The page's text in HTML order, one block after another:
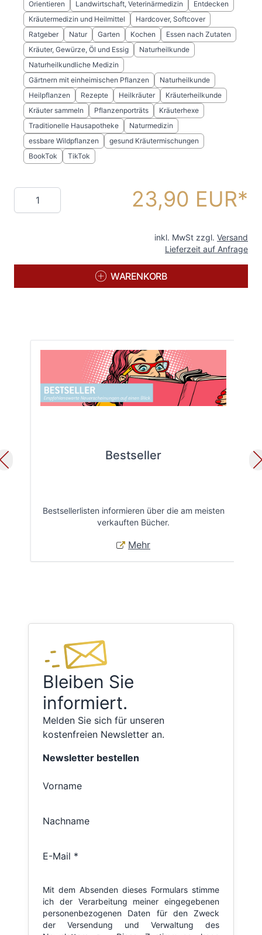
Orientieren Landwirtschaft, Veterinärmedizin
Entdecken
Kräutermedizin und Heilmittel
Hardcover, Softcover
Ratgeber
Natur Garten Kochen
Essen nach Zutaten
Kräuter, Gewürze, Öl und Essig
Naturheilkunde
Naturheilkundliche Medizin
Gärtnern mit einheimischen Pflanzen
Naturheilkunde
Heilpflanzen
Rezepte Heilkräuter
Kräuterheilkunde
Kräuter sammeln
Pflanzenporträts
Kräuterhexe
Traditionelle Hausapotheke
Naturmedizin
essbare Wildpflanzen
gesund Kräutermischungen
BookTok
TikTok
Menge 23,90 EUR
inkl. MwSt zzgl. Versand
Lieferzeit auf Anfrage
WARENKORB
Bestseller
Bestsellerlisten informieren über die am meisten
verkauften Bücher.
Mehr
Bleiben Sie
informiert.
Melden Sie sich für unseren
kostenfreien Newsletter an.